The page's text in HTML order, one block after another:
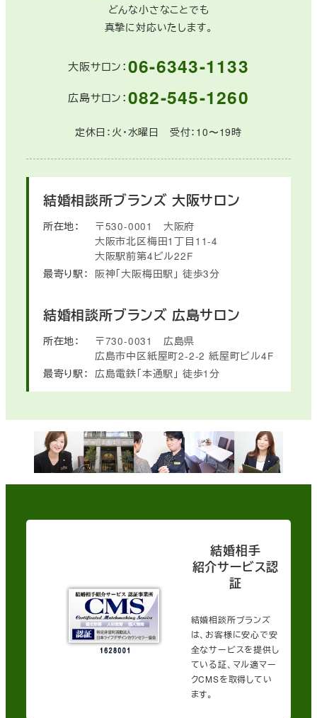
どんな小さなことでも
真摯に対応いたします。
大阪サロン：06-6343-1133
広島サロン：082-545-1260
定休日：火・水曜日 受付：10〜19時
結婚相談所ブランズ 大阪サロン
所在地： 〒530-0001
大阪府
大阪市北区梅田1丁目11-4
大阪駅前第4ビル22F
最寄り駅： 阪神「大阪梅田駅」 徒歩3分
結婚相談所ブランズ 広島サロン
所在地： 〒730-0031
広島県
広島市中区紙屋町2-2-2 紙屋町ビル4F
最寄り駅： 広島電鉄「本通駅」 徒歩1分
結婚相手
紹介サービス認
証
結婚相談所ブランズ
は、お客様に安心で安
全なサービスを提供し
ている証、マル適マー
クCMSを取得してい
ます。